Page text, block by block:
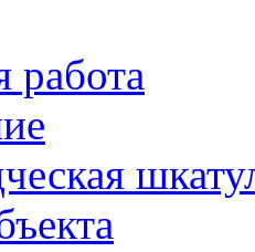
работа